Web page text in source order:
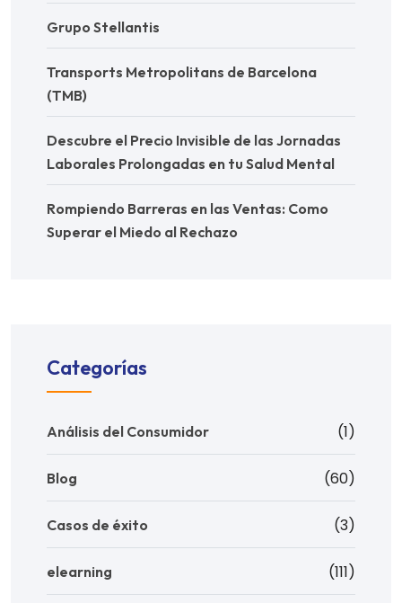
Grupo Stellantis
Transports Metropolitans de Barcelona
(TMB)
Descubre el Precio Invisible de las Jornadas
Laborales Prolongadas en tu Salud Mental
Rompiendo Barreras en las Ventas: Como
Superar el Miedo al Rechazo
Categorías
Análisis del Consumidor (1)
Blog (60)
Casos de éxito (3)
elearning (111)